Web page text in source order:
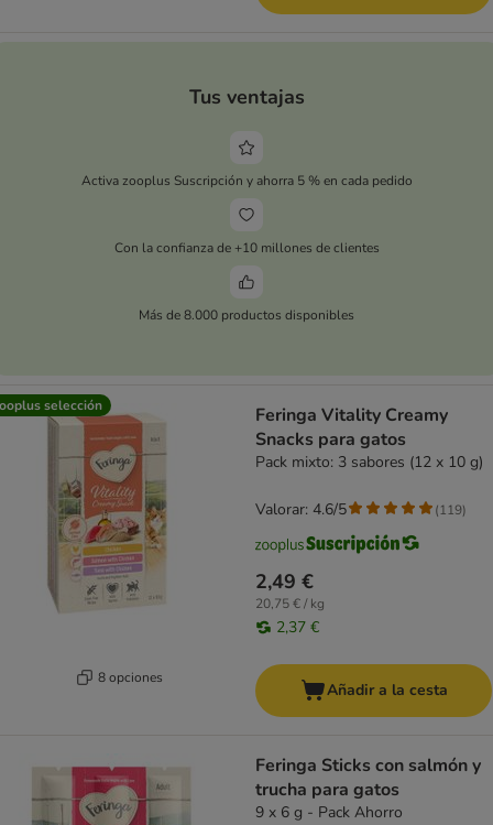
Tus ventajas
Activa zooplus Suscripción y ahorra 5 % en cada pedido
Con la confianza de +10 millones de clientes
Más de 8.000 productos disponibles
selección
8 opciones
Feringa Vitality Creamy
Snacks para gatos
Pack mixto: 3 sabores (12 x 10 g)
2,49 €
20,75 € / kg
2,37 €
Valorar: 4.6/5 (119)
Añadir a la cesta
Feringa Sticks con salmón y
trucha para gatos
9 x 6 g - Pack Ahorro